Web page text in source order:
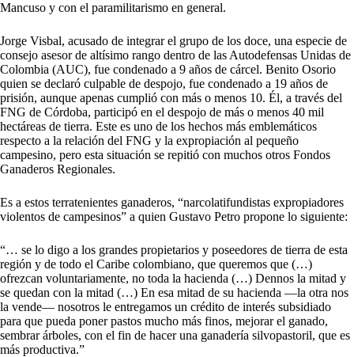
Mancuso y con el paramilitarismo en general.
Jorge Visbal, acusado de integrar el grupo de los doce, una especie de
consejo asesor de altísimo rango dentro de las Autodefensas Unidas de
Colombia (AUC), fue condenado a 9 años de cárcel. Benito Osorio
quien se declaró culpable de despojo, fue condenado a 19 años de
prisión, aunque apenas cumplió con más o menos 10. Él, a través del
FNG de Córdoba, participó en el despojo de más o menos 40 mil
hectáreas de tierra. Este es uno de los hechos más emblemáticos
respecto a la relación del FNG y la expropiación al pequeño
campesino, pero esta situación se repitió con muchos otros Fondos
Ganaderos Regionales.
Es a estos terratenientes ganaderos, “narcolatifundistas expropiadores
violentos de campesinos” a quien Gustavo Petro propone lo siguiente:
“… se lo digo a los grandes propietarios y poseedores de tierra de esta
región y de todo el Caribe colombiano, que queremos que (…)
ofrezcan voluntariamente, no toda la hacienda (…) Dennos la mitad y
se quedan con la mitad (…) En esa mitad de su hacienda —la otra nos
la vende— nosotros le entregamos un crédito de interés subsidiado
para que pueda poner pastos mucho más finos, mejorar el ganado,
sembrar árboles, con el fin de hacer una ganadería silvopastoril, que es
más productiva.”